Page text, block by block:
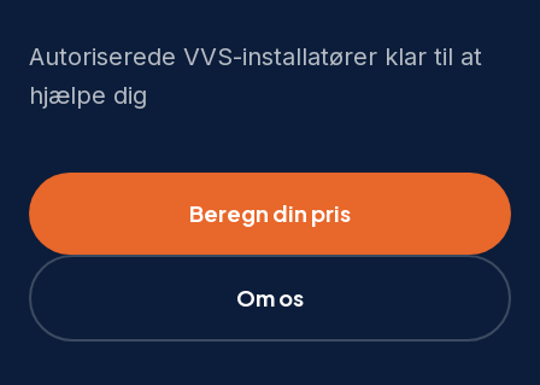
Autoriserede VVS-installatører klar til at
hjælpe dig
Beregn din pris
Om os